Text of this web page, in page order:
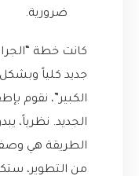
ضرورية.
كانت خطة
جديد كلياً وبشكل
الكبير”، نقوم
الجديد. نظرياً،
الطريقة هي
من التطوير،